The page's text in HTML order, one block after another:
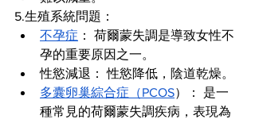
5.生殖系統問題：
不孕症 ： 荷爾蒙失調是導致女性不
孕的重要原因之一。
性慾減退： 性慾降低，陰道乾燥。
多囊卵巢綜合症（PCOS）： 是一
種常見的荷爾蒙失調疾病，表現為